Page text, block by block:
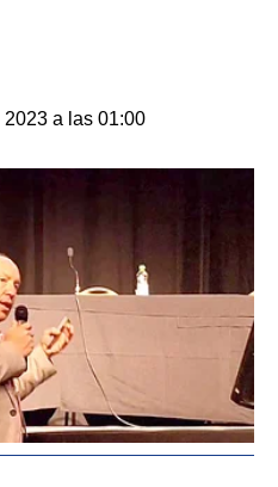
2023 a las 01:00